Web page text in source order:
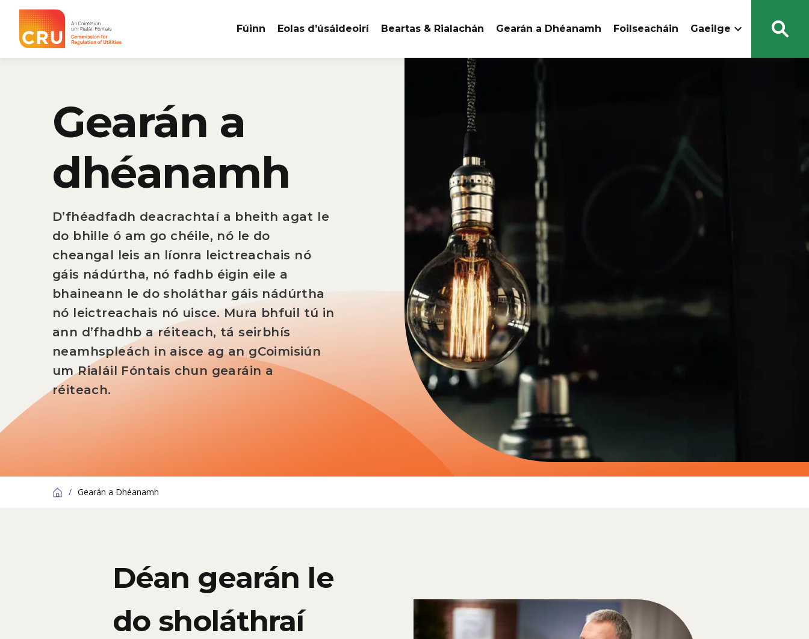
CRÚ Fúinn Eolas d’úsáideoirí Beartas & Rialachán Gearán a Dhéanamh Foilseacháin Gaeilge
Open
Gearán a
dhéanamh
D’fhéadfadh deacrachtaí a bheith agat le
do bhille ó am go chéile, nó le do
cheangal leis an líonra leictreachais nó
gáis nádúrtha, nó fadhb éigin eile a
bhaineann le do sholáthar gáis nádúrtha
nó leictreachais nó uisce. Mura bhfuil tú in
ann d’fhadhb a réiteach, tá seirbhís
neamhspleách in aisce ag an gCoimisiún
um Rialáil Fóntais chun gearáin a
réiteach.
Baile/ Gearán a Dhéanamh
Déan gearán le
do sholáthraí